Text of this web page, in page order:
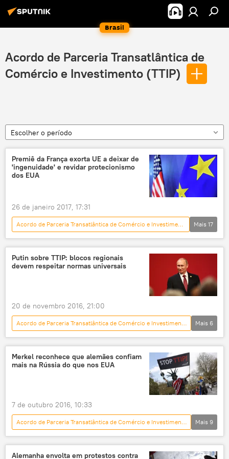
Brasil
Acordo de Parceria Transatlântica de
Comércio e Investimento (TTIP)
Escolher o período
Premiê da França exorta UE a deixar de
'ingenuidade' e revidar protecionismo
dos EUA
26 de janeiro 2017, 17:31
Acordo de Parceria Transatlântica de Comércio e Investimento (TTIP)
Mundo
Américas
Europa
Notícias
Donald Trump
Bernard Cazeneuve
NAFTA
livre comércio
Acordo de Parceria Transpacífico (TPP)
EUA
União Europeia
França
Mais 17
Putin sobre TTIP: blocos regionais
devem respeitar normas universais
20 de novembro 2016, 21:00
Acordo de Parceria Transatlântica de Comércio e Investimento (TTIP)
Mundo
Notícias
Vladimir Putin
OMC
Comunidade Econômica Euroasiática
Rússia
Mais 6
Merkel reconhece que alemães confiam
mais na Rússia do que nos EUA
7 de outubro 2016, 10:33
Acordo de Parceria Transatlântica de Comércio e Investimento (TTIP)
Mundo
Europa
Rússia
Notícias
comércio
Mais 9
Alemanha envolta em protestos contra